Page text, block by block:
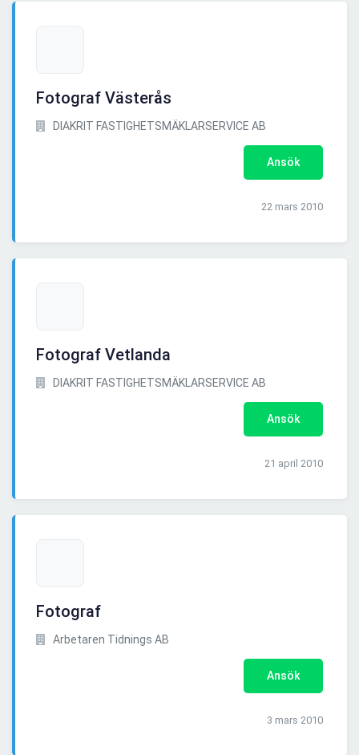
Fotograf Västerås
DIAKRIT FASTIGHETSMÄKLARSERVICE AB
Ansök
22 mars 2010
Fotograf Vetlanda
DIAKRIT FASTIGHETSMÄKLARSERVICE AB
Ansök
21 april 2010
Fotograf
Arbetaren Tidnings AB
Ansök
3 mars 2010